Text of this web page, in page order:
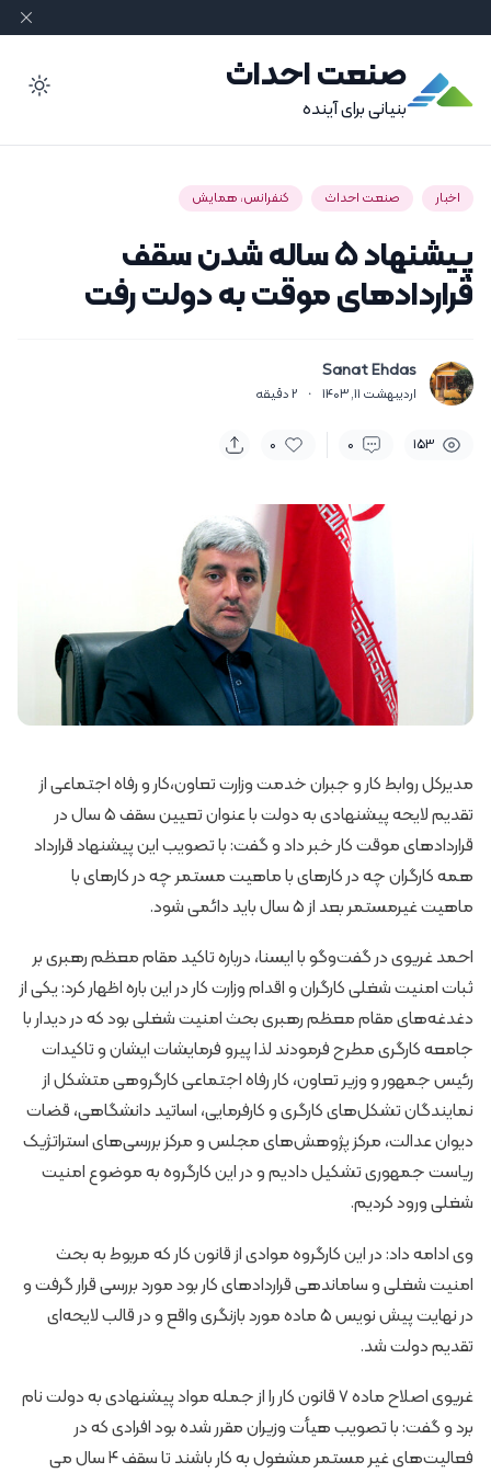
صنعت احداث
بنیانی برای آینده
اخبار صنعت احداث کنفرانس، همایش
پیشنهاد ۵ ساله شدن سقف
قراردادهای موقت به دولت رفت
Sanat Ehdas
اردیبهشت 11, 1403 ·
2دقیقه
153
0
0
مدیرکل روابط کار و جبران خدمت وزارت تعاون،کار و رفاه اجتماعی از
تقدیم لایحه پیشنهادی به دولت با عنوان تعیین سقف ۵ سال در
قراردادهای موقت کار خبر داد و گفت: با تصویب این پیشنهاد قرارداد
همه کارگران چه در کارهای با ماهیت مستمر چه در کارهای با
ماهیت غیرمستمر بعد از ۵ سال باید دائمی شود.
احمد غریوی در گفت‌وگو با ایسنا، درباره تاکید مقام معظم رهبری بر
ثبات امنیت شغلی کارگران و اقدام وزارت کار در این باره اظهار کرد: یکی از
دغدغه‌های مقام معظم رهبری بحث امنیت شغلی بود که در دیدار با
جامعه کارگری مطرح فرمودند لذا پیرو فرمایشات ایشان و تاکیدات
رئیس جمهور و وزیر تعاون، کار رفاه اجتماعی کارگروهی متشکل از
نمایندگان تشکل‌های کارگری و کارفرمایی، اساتید دانشگاهی، قضات
دیوان عدالت، مرکز پژوهش‌های مجلس و مرکز بررسی‌های استراتژیک
ریاست جمهوری تشکیل دادیم و در این کارگروه به موضوع امنیت
شغلی ورود کردیم.
وی ادامه داد: در این کارگروه موادی از قانون کار که مربوط به بحث
امنیت شغلی و ساماندهی قراردادهای کار بود مورد بررسی قرار گرفت و
در نهایت پیش نویس ۵ ماده مورد بازنگری واقع و در قالب لایحه‌ای
تقدیم دولت شد.
غریوی اصلاح ماده ۷ قانون کار را از جمله مواد پیشنهادی به دولت نام
برد و گفت: با تصویب هیأت وزیران مقرر شده بود افرادی که در
فعالیت‌های غیر مستمر مشغول به کار باشند تا سقف ۴ سال می